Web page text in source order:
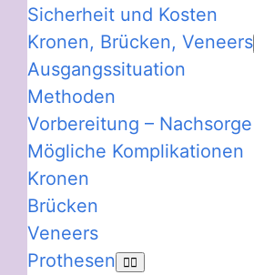
Sicherheit und Kosten
Kronen, Brücken, Veneers
Ausgangssituation
Methoden
Vorbereitung – Nachsorge
Mögliche Komplikationen
Kronen
Brücken
Veneers
Prothesen